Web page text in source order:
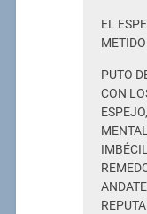
EL
PUTO
CON